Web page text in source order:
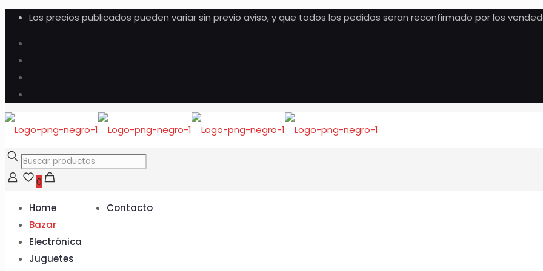
Los precios publicados pueden variar sin previo aviso, y que todos los pedidos seran reconfirmado por los
0
Home
Bazar
Electrónica
Juguetes
Contacto